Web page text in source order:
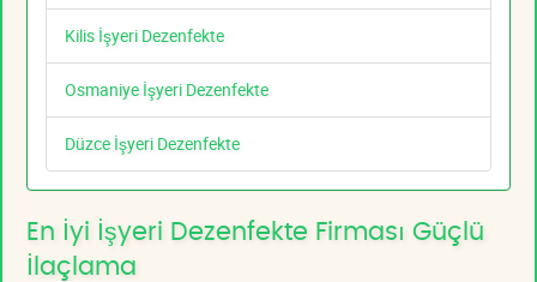
Kilis İşyeri Dezenfekte
Osmaniye İşyeri Dezenfekte
Düzce İşyeri Dezenfekte
En İyi İşyeri Dezenfekte Firması Güçlü
İlaçlama